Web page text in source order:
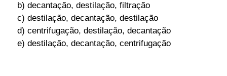
b) decantação, destilação, filtração
c) destilação, decantação, destilação
d) centrifugação, destilação, decantação
e) destilação, decantação, centrifugação